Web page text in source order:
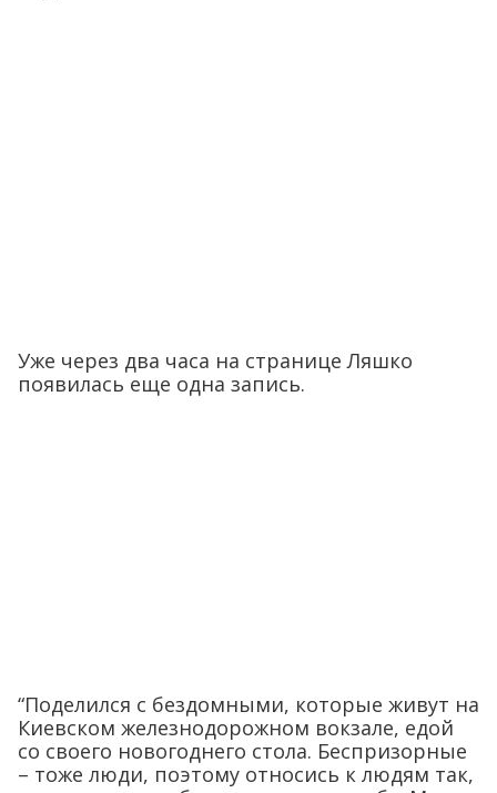
Уже через два часа на странице Ляшко
появилась еще одна запись.
“Поделился с бездомными, которые живут на
Киевском железнодорожном вокзале, едой
со своего новогоднего стола. Беспризорные
– тоже люди, поэтому относись к людям так,